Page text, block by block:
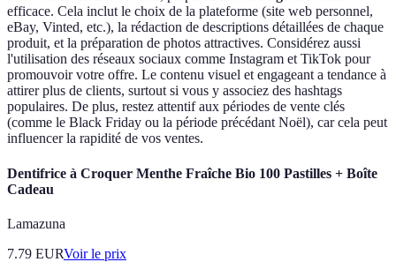
efficace. Cela inclut le choix de la plateforme (site web personnel,
eBay, Vinted, etc.), la rédaction de descriptions détaillées de chaque
produit, et la préparation de photos attractives. Considérez aussi
l'utilisation des réseaux sociaux comme Instagram et TikTok pour
promouvoir votre offre. Le contenu visuel et engageant a tendance à
attirer plus de clients, surtout si vous y associez des hashtags
populaires. De plus, restez attentif aux périodes de vente clés
(comme le Black Friday ou la période précédant Noël), car cela peut
influencer la rapidité de vos ventes.
Dentifrice à Croquer Menthe Fraîche Bio 100 Pastilles + Boîte
Cadeau
Lamazuna
7.79 EURVoir le prix